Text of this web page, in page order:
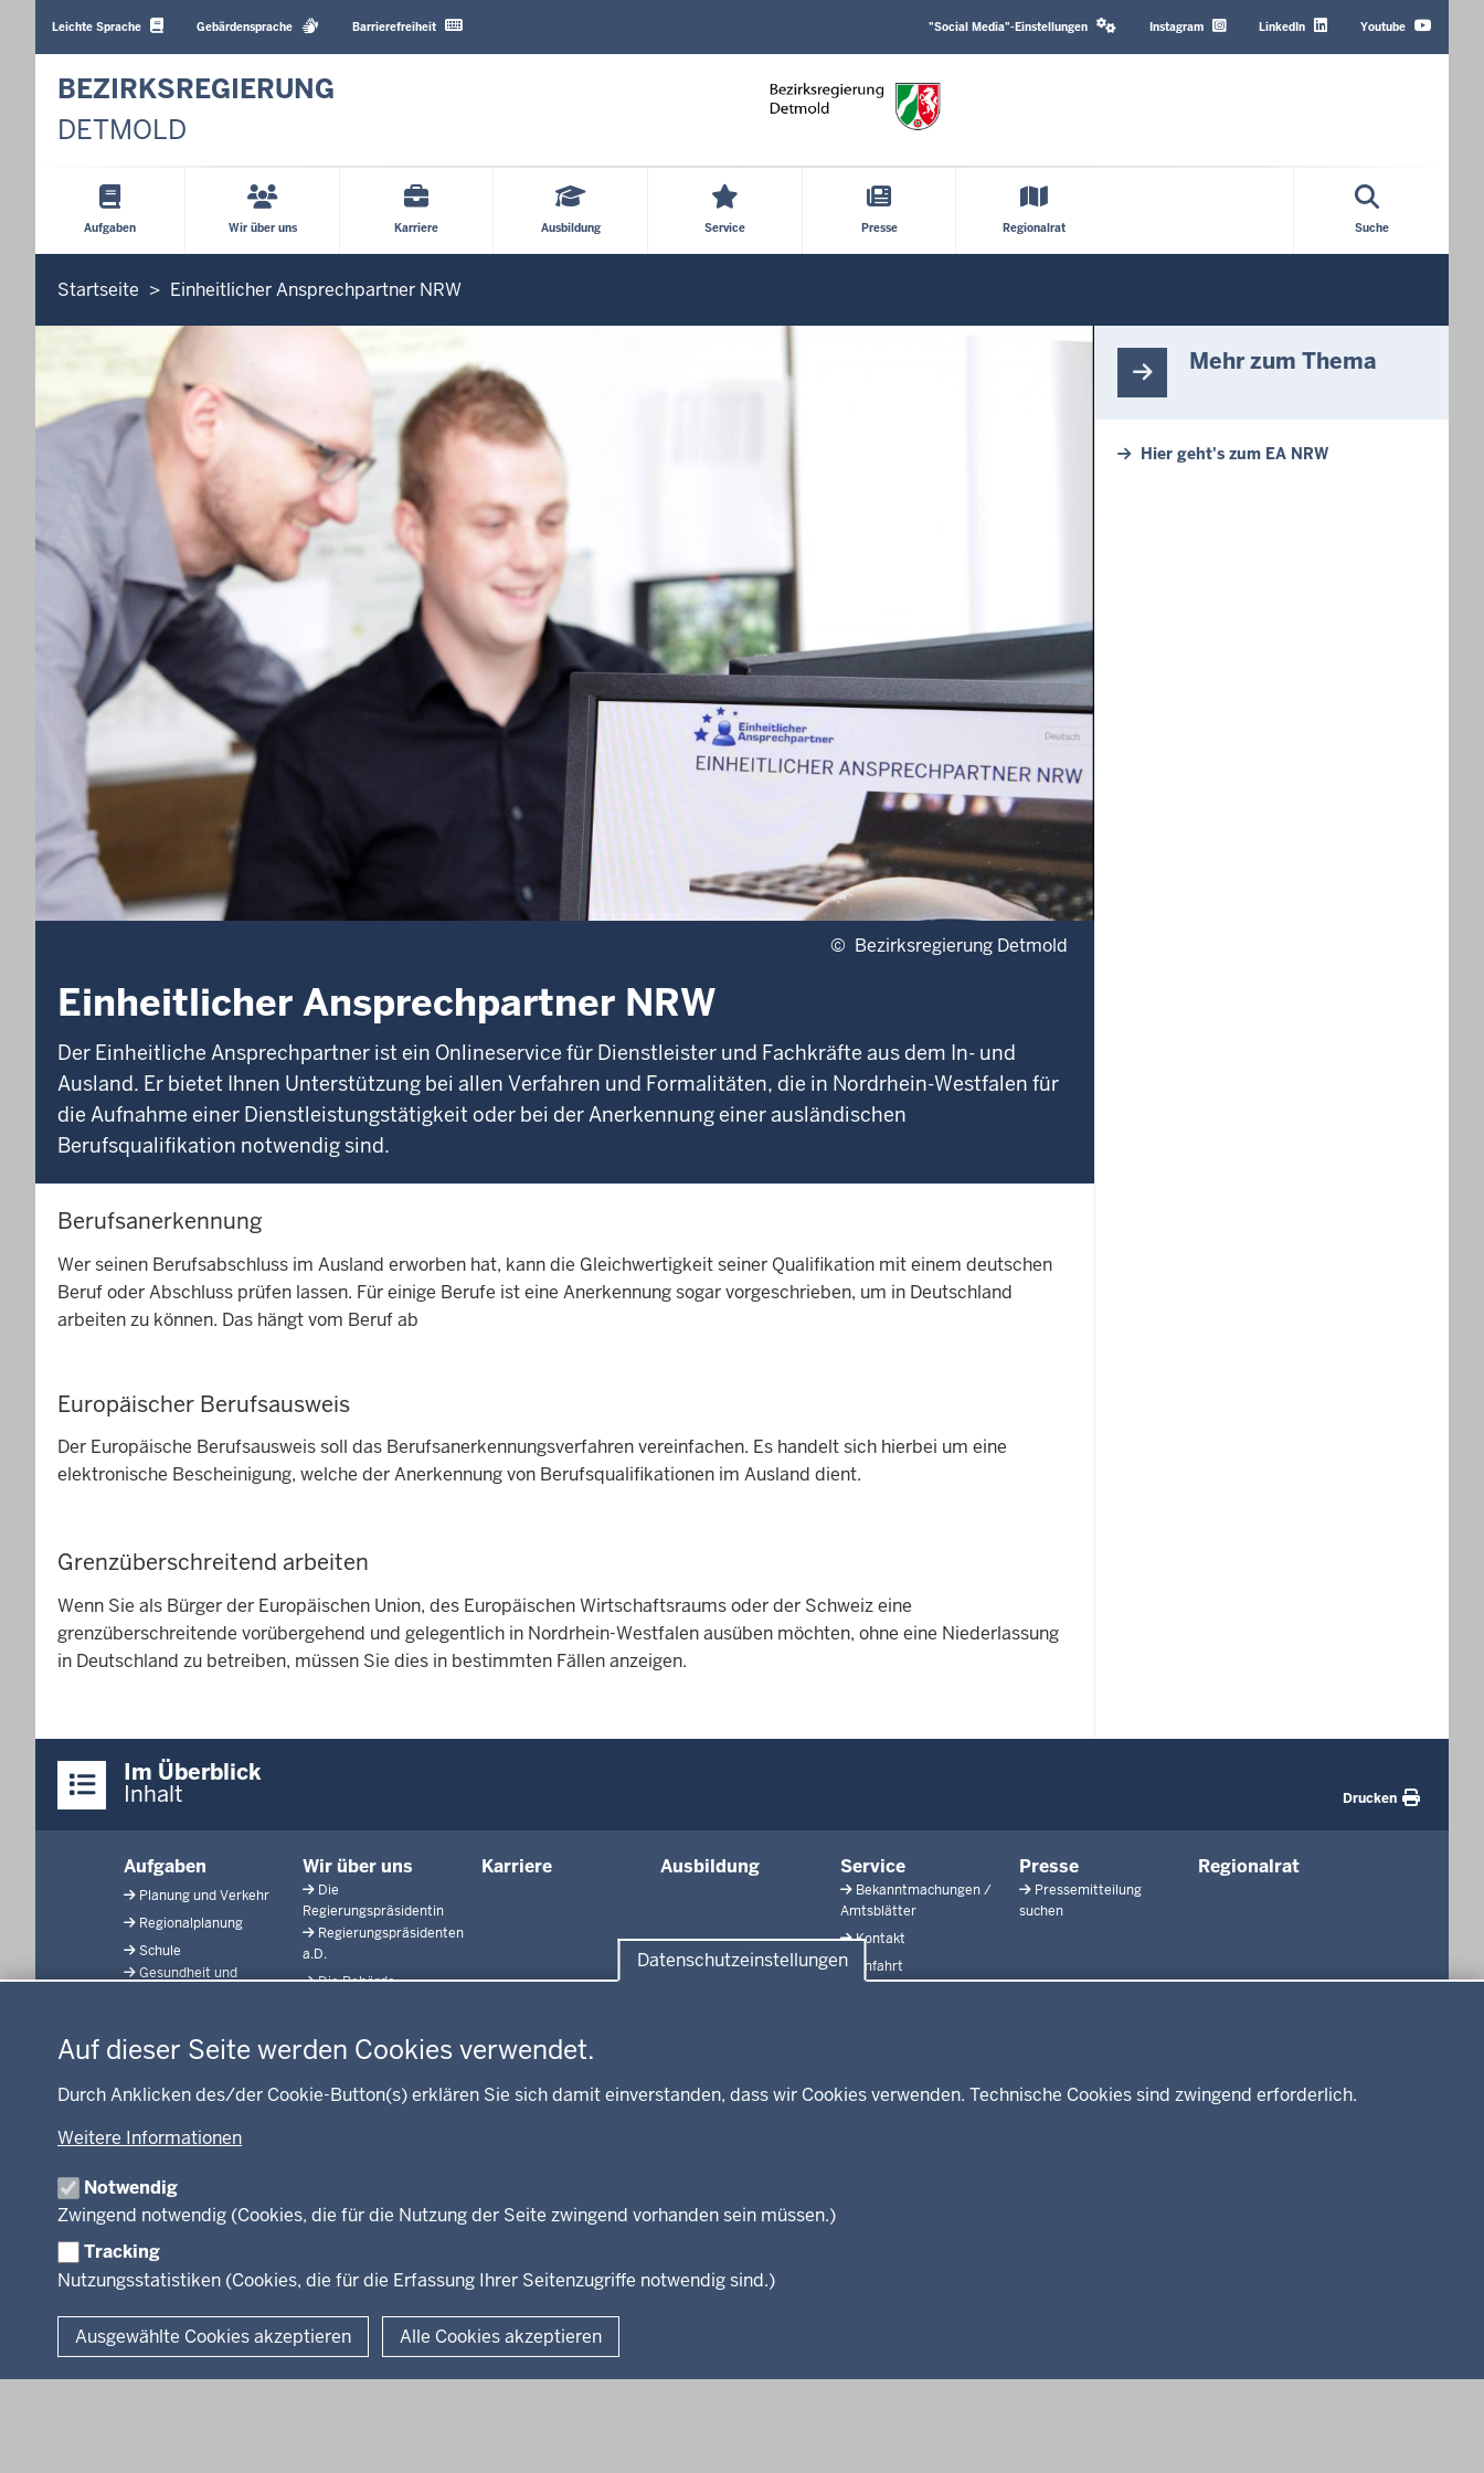
Datenschutzeinstellungen
Auf dieser Seite werden Cookies verwendet.
Durch Anklicken des/der Cookie-Button(s) erklären Sie sich damit einverstanden, dass wir Cookies verwenden. Technische Cookies sind zwingend erforderlich.
Weitere Informationen
Notwendig
Zwingend notwendig (Cookies, die für die Nutzung der Seite zwingend vorhanden sein müssen.)
Tracking
Nutzungsstatistiken (Cookies, die für die Erfassung Ihrer Seitenzugriffe notwendig sind.)
Ausgewählte Cookies akzeptieren Alle Cookies akzeptieren
Sprachen
Leichte Sprache Gebärdensprache Barrierefreiheit
Media
"Social Media"-Einstellungen
TopInstagram LinkedIn Youtube
BEZIRKSREGIERUNG
DETMOLD
Hauptmenü
Aufgaben Wir über uns Karriere Ausbildung Service Presse Regionalrat Suche
Sie
hier
Startseite Einheitlicher Ansprechpartner NRW
© Bezirksregierung Detmold
Einheitlicher Ansprechpartner NRW
Der Einheitliche Ansprechpartner ist ein Onlineservice für Dienstleister und Fachkräfte aus dem In- und
Ausland. Er bietet Ihnen Unterstützung bei allen Verfahren und Formalitäten, die in Nordrhein-Westfalen für
die Aufnahme einer Dienstleistungstätigkeit oder bei der Anerkennung einer ausländischen
Berufsqualifikation notwendig sind.
Berufsanerkennung
Wer seinen Berufsabschluss im Ausland erworben hat, kann die Gleichwertigkeit seiner Qualifikation mit einem deutschen
Beruf oder Abschluss prüfen lassen. Für einige Berufe ist eine Anerkennung sogar vorgeschrieben, um in Deutschland
arbeiten zu können. Das hängt vom Beruf ab
Europäischer Berufsausweis
Der Europäische Berufsausweis soll das Berufsanerkennungsverfahren vereinfachen. Es handelt sich hierbei um eine
elektronische Bescheinigung, welche der Anerkennung von Berufsqualifikationen im Ausland dient.
Grenzüberschreitend arbeiten
Wenn Sie als Bürger der Europäischen Union, des Europäischen Wirtschaftsraums oder der Schweiz eine
grenzüberschreitende vorübergehend und gelegentlich in Nordrhein-Westfalen ausüben möchten, ohne eine Niederlassung
in Deutschland zu betreiben, müssen Sie dies in bestimmten Fällen anzeigen.
Mehr zum Thema
Hier geht's zum EA NRW
Inhalte
Im Überblick
Inhalt Drucken
Fußzeile
Aufgaben
Planung und Verkehr
Regionalplanung
Schule
Gesundheit und
Naturschutz
Arbeitsschutz
Beihilfe
Kommunales
Wir über uns
Die
Regierungspräsidentin
Regierungspräsidenten
a.D.
Die Behörde
Unsere Aufgaben
Integration
Karriere Ausbildung Service
Bekanntmachungen /
Amtsblätter
Kontakt
Anfahrt
Presse
Pressemitteilung
suchen
Regionalrat
WEITERE LINKS
Kreis Lippe